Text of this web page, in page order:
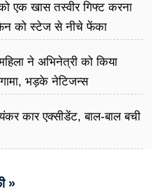
एक खास तस्वीर गिफ्ट करना
फैन को स्टेज से नीचे फेंका
ने अभिनेत्री को किया
भड़के नेटिजन्स
कार एक्सीडेंट, बाल-बाल बची
»